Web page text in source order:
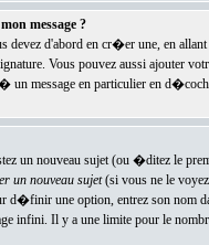
message ?
devez d'abord en cr�er une, en
Vous pouvez aussi ajouter
message en particulier en
un nouveau sujet (ou �ditez le
un nouveau sujet(si vous ne le voyez
d�finir une option, entrez son nom
infini. Il y a une limite pour le